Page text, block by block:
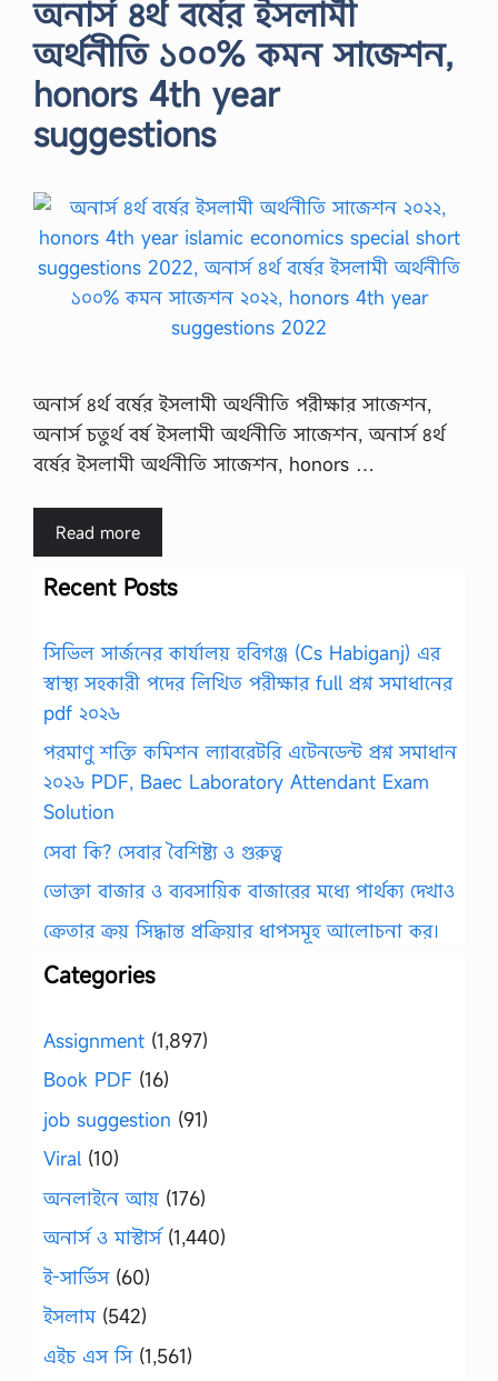
অনার্স ৪র্থ বর্ষের ইসলামী
অর্থনীতি ১০০% কমন সাজেশন,
honors 4th year
suggestions
অনার্স ৪র্থ বর্ষের ইসলামী অর্থনীতি পরীক্ষার সাজেশন,
অনার্স চতুর্থ বর্ষ ইসলামী অর্থনীতি সাজেশন, অনার্স ৪র্থ
বর্ষের ইসলামী অর্থনীতি সাজেশন, honors …
Read more
Recent Posts
সিভিল সার্জনের কার্যালয় হবিগঞ্জ (Cs Habiganj) এর
স্বাস্থ্য সহকারী পদের লিখিত পরীক্ষার full প্রশ্ন সমাধানের
pdf ২০২৬
পরমাণু শক্তি কমিশন ল্যাবরেটরি এটেনডেন্ট প্রশ্ন সমাধান
২০২৬ PDF, Baec Laboratory Attendant Exam
Solution
সেবা কি? সেবার বৈশিষ্ট্য ও গুরুত্ব
ভোক্তা বাজার ও ব্যবসায়িক বাজারের মধ্যে পার্থক্য দেখাও
ক্রেতার ক্রয় সিদ্ধান্ত প্রক্রিয়ার ধাপসমূহ আলোচনা কর।
Categories
Assignment (1,897)
Book PDF (16)
job suggestion (91)
Viral (10)
অনলাইনে আয় (176)
অনার্স ও মাস্টার্স(1,440)
ই-সার্ভিস(60)
ইসলাম(542)
এইচ এস সি(1,561)